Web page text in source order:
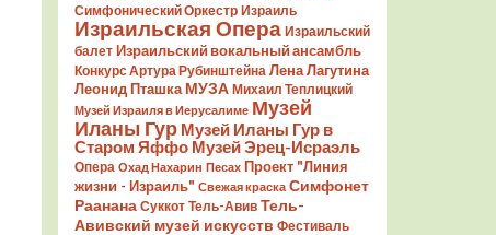
Симфонический Оркестр Израиль
Израильская Опера Израильский
балет Израильский вокальный ансамбль
Конкурс Артура Рубинштейна Лена Лагутина
Леонид Пташка МУЗА Михаил Теплицкий
Музей Израиля в Иерусалиме Музей
Иланы Гур Музей Иланы Гур в
Старом Яффо Музей Эрец-Исраэль
Опера Охад Нахарин Песах Проект "Линия
жизни - Израиль" Свежая краска Симфонет
Раанана Суккот Тель-Авив Тель-
Авивский музей искусств Фестиваль